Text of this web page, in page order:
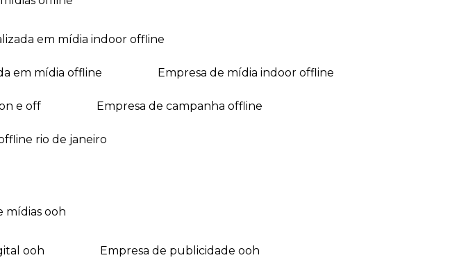
em mídia indoor offline
em mídia offline empresa de mídia indoor offline
e off empresa de campanha offline
rio de janeiro
mídias ooh
ooh empresa de publicidade ooh